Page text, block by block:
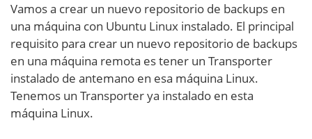
Vamos a crear un nuevo repositorio de backups en
una máquina con Ubuntu Linux instalado. El principal
requisito para crear un nuevo repositorio de backups
en una máquina remota es tener un Transporter
instalado de antemano en esa máquina Linux.
Tenemos un Transporter ya instalado en esta
máquina Linux.